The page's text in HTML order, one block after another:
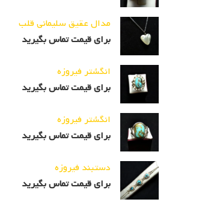
مدال عقیق سلیمانی قلب
برای قیمت تماس بگیرید
انگشتر فیروزه
برای قیمت تماس بگیرید
انگشتر فیروزه
برای قیمت تماس بگیرید
دستبند فیروزه
برای قیمت تماس بگیرید